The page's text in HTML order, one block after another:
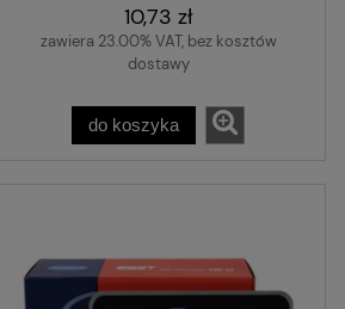
10,73 zł
zawiera 23.00% VAT, bez kosztów
dostawy
do koszyka